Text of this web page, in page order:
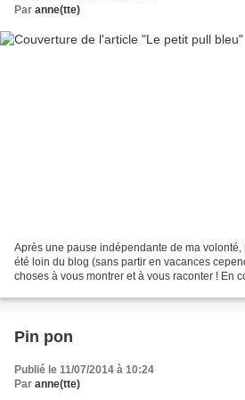
Par anne(tte)
Après une pause indépendante de ma volonté,
été loin du blog (sans partir en vacances
choses à vous montrer et à vous raconter ! En
Pin pon
Publié le 11/07/2014 à 10:24
Par anne(tte)